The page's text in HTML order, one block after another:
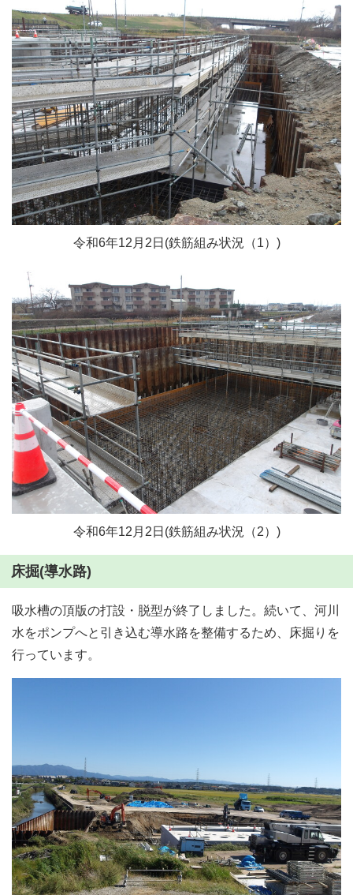
令和6年12月2日(鉄筋組み状況（1）)
令和6年12月2日(鉄筋組み状況（2）)
床掘(導水路)
吸水槽の頂版の打設・脱型が終了しました。続いて、河川
水をポンプへと引き込む導水路を整備するため、床掘りを
行っています。